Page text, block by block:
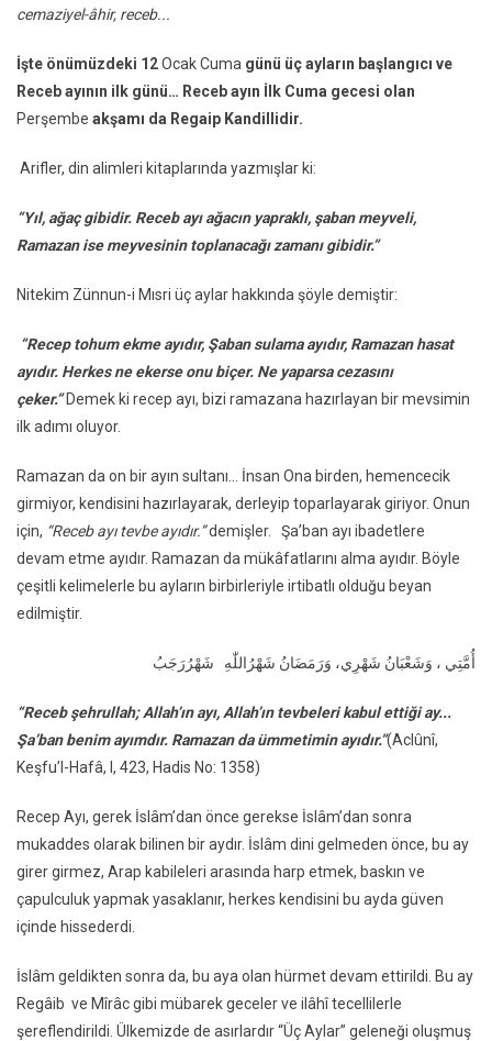
cemaziyel-âhir, receb...
İşte önümüzdeki 12Ocak Cuma günü üç ayların başlangıcı ve
Receb ayının ilk günü… Receb ayın İlk Cuma gecesi olan
Perşembe akşamı da Regaip Kandillidir.
Arifler, din alimleri kitaplarında yazmışlar ki:
“Yıl, ağaç gibidir. Receb ayı ağacın yapraklı, şaban meyveli,
Ramazan ise meyvesinin toplanacağı zamanı gibidir.”
Nitekim Zünnun-i Mısri üç aylar hakkında şöyle demiştir:
“Recep tohum ekme ayıdır, Şaban sulama ayıdır, Ramazan hasat
ayıdır. Herkes ne ekerse onu biçer. Ne yaparsa cezasını
çeker.”Demek ki recep ayı, bizi ramazana hazırlayan bir mevsimin
ilk adımı oluyor.
Ramazan da on bir ayın sultanı... İnsan Ona birden, hemencecik
girmiyor, kendisini hazırlayarak, derleyip toparlayarak giriyor. Onun
için, “Receb ayı tevbe ayıdır.”demişler. Şa’ban ayı ibadetlere
devam etme ayıdır. Ramazan da mükâfatlarını alma ayıdır. Böyle
çeşitli kelimelerle bu ayların birbirleriyle irtibatlı olduğu beyan
edilmiştir.
رَجَبُشَهْرُ اللّٰهِ، وَشَعْبَانُ شَهْرِي، وَرَمَضَانُ شَهْرُ أُمَّتِي
“Receb şehrullah; Allah’ın ayı, Allah’ın tevbeleri kabul ettiği ay...
Şa’ban benim ayımdır. Ramazan da ümmetimin ayıdır.”(Aclûnî,
Keşfu’l-Hafâ, I, 423, Hadis No: 1358)
Recep Ayı, gerek İslâm’dan önce gerekse İslâm’dan sonra
mukaddes olarak bilinen bir aydır. İslâm dini gelmeden önce, bu ay
girer girmez, Arap kabileleri arasında harp etmek, baskın ve
çapulculuk yapmak yasaklanır, herkes kendisini bu ayda güven
içinde hissederdi.
İslâm geldikten sonra da, bu aya olan hürmet devam ettirildi. Bu ay
Regâib ve Mîrâc gibi mübarek geceler ve ilâhî tecellilerle
şereflendirildi. Ülkemizde de asırlardır “Üç Aylar” geleneği oluşmuş